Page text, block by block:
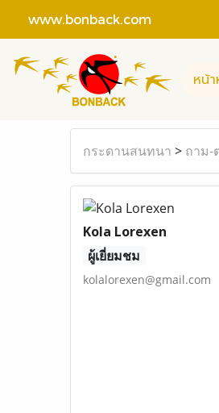
www.bonback.com
หน้
กระดานสนทนา > ถาม-
Kola Lorexen
ผู้เยี่ยมชม
kolalorexen@gmail.com